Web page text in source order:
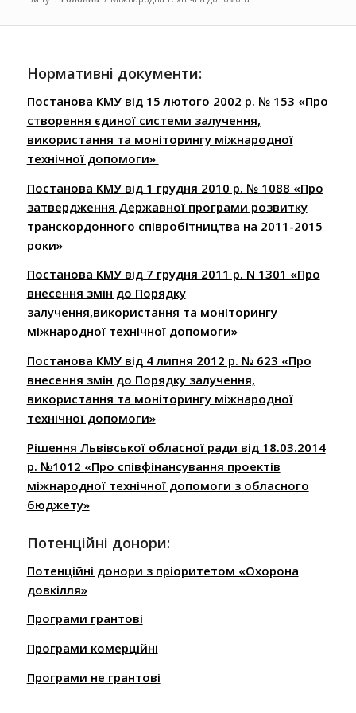
Нормативні документи:
Постанова КМУ від 15 лютого 2002 р. № 153 «Про
створення єдиної системи залучення,
використання та моніторингу міжнародної
технічної допомоги»
Постанова КМУ від 1 грудня 2010 р. № 1088 «Про
затвердження Державної програми розвитку
транскордонного співробітництва на 2011-2015
роки»
Постанова КМУ від 7 грудня 2011 р. N 1301 «Про
внесення змін до Порядку
залучення,використання та моніторингу
міжнародної технічної допомоги»
Постанова КМУ від 4 липня 2012 р. № 623 «Про
внесення змін до Порядку залучення,
використання та моніторингу міжнародної
технічної допомоги»
Рішення Львівської обласної ради від 18.03.2014
р. №1012 «Про співфінансування проектів
міжнародної технічної допомоги з обласного
бюджету»
Потенційні донори:
Потенційні донори з пріоритетом «Охорона
довкілля»
Програми грантові
Програми комерційні
Програми не грантові